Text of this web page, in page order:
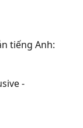
tiếng Anh:
-